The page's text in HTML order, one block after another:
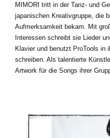
MIMORI tritt in der Tanz- und
japanischen Kreativgruppe, die
Aufmerksamkeit bekam. Mit
Interessen schreibt sie Lieder
Klavier und benutzt ProTools in
schreiben. Als talentierte
Artwork für die Songs ihrer